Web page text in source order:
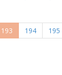
Поточна
сторінка
193 Page
194 Page
195